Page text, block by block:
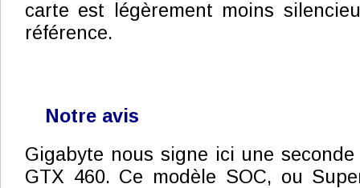
carte est légèrement moins
référence.
Notre avis
Gigabyte nous signe ici une
GTX 460. Ce modèle SOC, ou